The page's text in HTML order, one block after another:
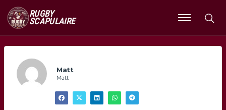
RUGBY
SCAPULAIRE
Ouvrir
le
Matt
Matt